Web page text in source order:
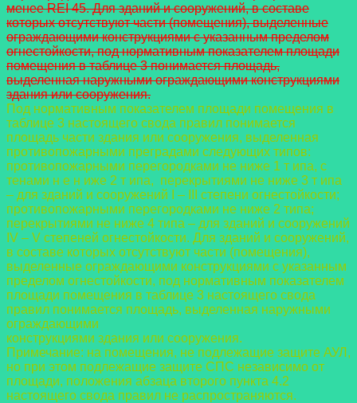
менее REI 45. Для зданий и сооружений, в составе
которых отсутствуют части (помещения), выделенные
ограждающими конструкциями с указанным пределом
огнестойкости, под нормативным показателем площади
помещения в таблице 3 понимается площадь,
выделенная наружными ограждающими конструкциями
здания или сооружения.
Под нормативным показателем площади помещения в
таблице 3 настоящего свода правил понимается
площадь части здания или сооружения, выделенная
противопожарными преградами следующих типов:
противопожарными перегородками не ниже 1 т ипа, с
тенами н е н иже 2 т ипа, перекрытиями не ниже 3 т ипа
– для зданий и сооружений I – III степени огнестойкости;
противопожарными перегородками не ниже 2 типа;
перекрытиями не ниже 4 типа – для зданий и сооружений
IV – V степеней огнестойкости. Для зданий и сооружений,
в составе которых отсутствуют части (помещения),
выделенные ограждающими конструкциями с указанным
пределом огнестойкости, под нормативным показателем
площади помещения в таблице 3 настоящего свода
правил понимается площадь, выделенная наружными
ограждающими
конструкциями здания или сооружения.
Примечание: на помещения, не подлежащие защите АУЛ,
но при этом подлежащие защите СПС независимо от
площади, положения абзаца второго пункта 4.2
настоящего свода правил не распространяются.